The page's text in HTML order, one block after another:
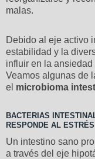
malas.
Debido al eje activo
estabilidad y la
influir en la
Veamos algunas de
el microbioma
BACTERIAS
RESPONDE AL ESTRÉS
Un intestino sano
a través del eje